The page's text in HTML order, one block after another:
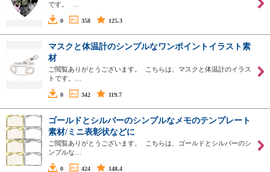
です。 …
0 358 125.3
マスクと体温計のシンプルなワンポイントイラスト素
材
ご閲覧ありがとうございます。 こちらは、マスクと体温計のイラス
トです。…
0 342 119.7
ゴールドとシルバーのシンプルなメモのテンプレート
素材/ミニ表彰状などに
ご閲覧ありがとうございます。 こちらは、ゴールドとシルバーのシ
ンプルな…
0 424 148.4